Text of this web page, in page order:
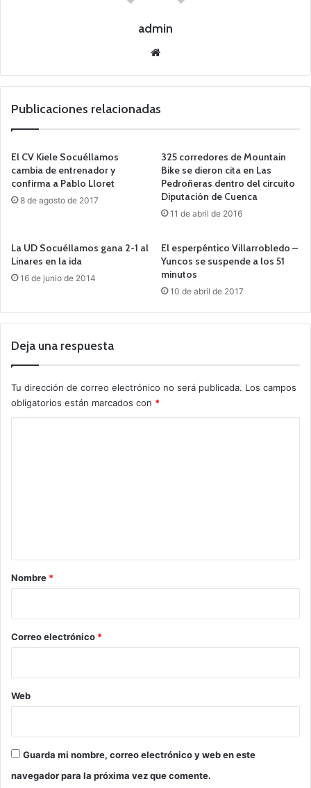
admin
we
Publicaciones relacionadas
El CV Kiele Socuéllamos
cambia de entrenador y
confirma a Pablo Lloret
8 de agosto de 2017
325 corredores de Mountain
Bike se dieron cita en Las
Pedroñeras dentro del circuito
Diputación de Cuenca
11 de abril de 2016
La UD Socuéllamos gana 2-1 al
Linares en la ida
16 de junio de 2014
El esperpéntico Villarrobledo –
Yuncos se suspende a los 51
minutos
10 de abril de 2017
Deja una respuesta
Tu dirección de correo electrónico no será publicada. Los campos
obligatorios están marcados con *
r
*
Nombre *
Correo electrónico *
Web
Guarda mi nombre, correo electrónico y web en este
navegador para la próxima vez que comente.